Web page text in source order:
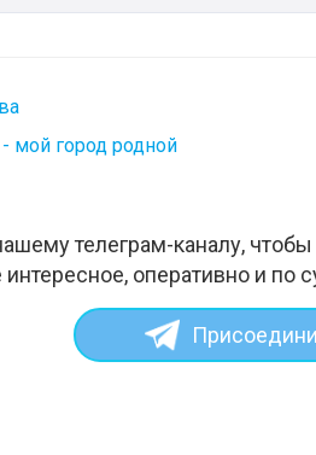
мой город родной
телеграм-каналу,
оперативно и по